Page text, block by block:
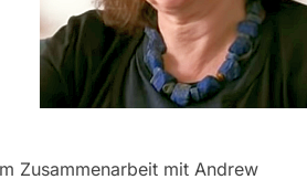
Zusammenarbeit mit Andrew